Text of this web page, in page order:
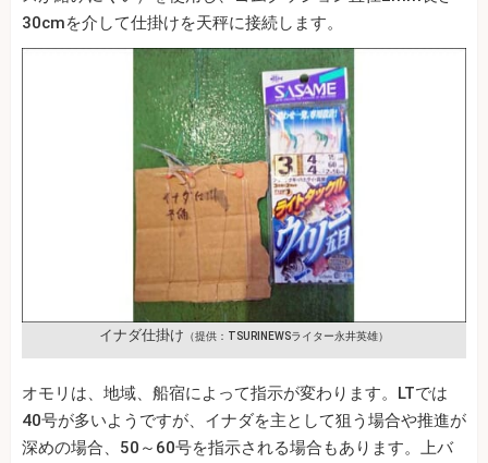
30cmを介して仕掛けを天秤に接続します。
イナダ仕掛け （提供：TSURINEWSライター永井英雄）
オモリは、地域、船宿によって指示が変わります。LTでは
40号が多いようですが、イナダを主として狙う場合や推進が
深めの場合、50～60号を指示される場合もあります。上バ